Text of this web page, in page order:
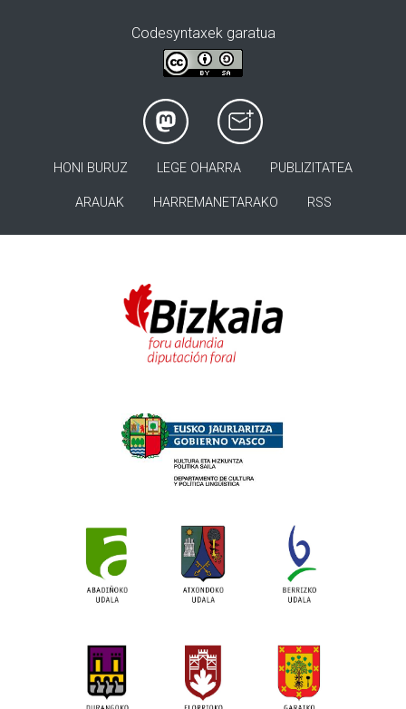
Codesyntaxek garatua
HONI BURUZ LEGE OHARRA PUBLIZITATEA
ARAUAK HARREMANETARAKO RSS